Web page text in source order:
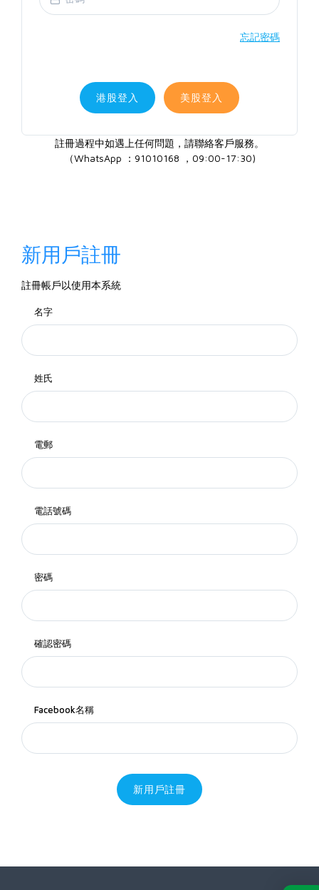
忘記密碼
港股登入 美股登入
註冊過程中如遇上任何問題，請聯絡客戶服務。
（WhatsApp ：91010168 ，09:00-17:30)
新用戶註冊
註冊帳戶以使用本系統
名字
姓氏
電郵
電話號碼
密碼
確認密碼
Facebook名稱
新用戶註冊